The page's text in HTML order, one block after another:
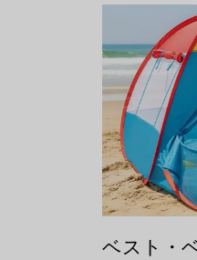
ベスト・